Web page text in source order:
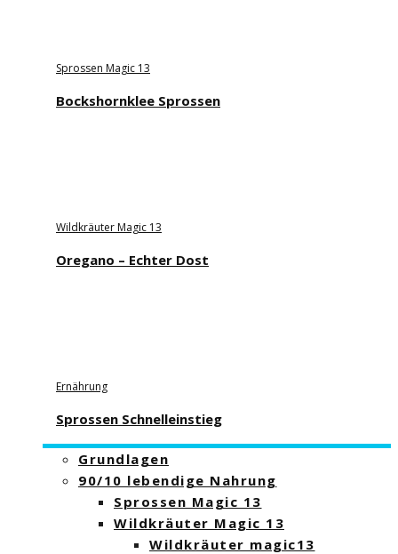
Sprossen Magic 13
Bockshornklee Sprossen
Wildkräuter Magic 13
Oregano – Echter Dost
Ernährung
Sprossen Schnelleinstieg
Grundlagen
90/10 lebendige Nahrung
Sprossen Magic 13
Wildkräuter Magic 13
Wildkräuter magic13